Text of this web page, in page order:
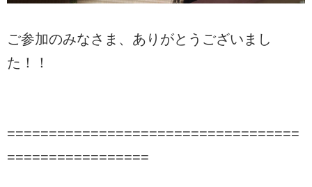
ご参加のみなさま、ありがとうございまし
た！！
===================================
=================